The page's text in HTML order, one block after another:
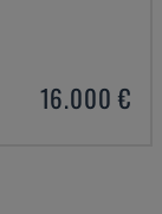
16.000 €